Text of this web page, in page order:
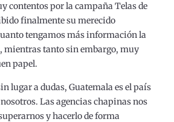
contentos por la campaña Telas de
finalmente su merecido
tengamos más información la
mientras tanto sin embargo, muy
papel.
lugar a dudas, Guatemala es el país
Las agencias chapinas nos
y hacerlo de forma